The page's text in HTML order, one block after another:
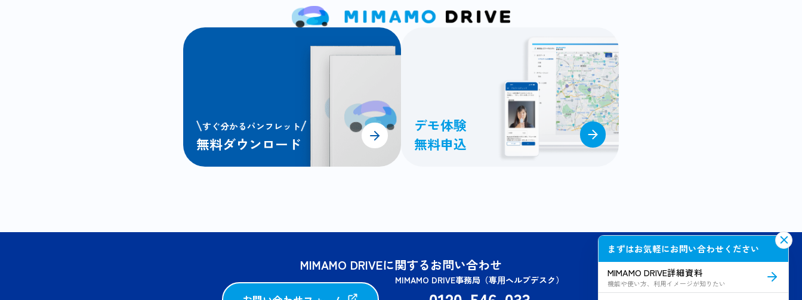
まずはお気軽にお問い合わせください
MIMAMO DRIVE詳細資料
機能や使い方、利用イメージが知りたい
すぐ分かるパンフレット
無料ダウンロード
デモ体験
無料申込
MIMAMO DRIVEに関するお問い合わせ
MIMAMO DRIVE事務局（専⽤ヘルプデスク）